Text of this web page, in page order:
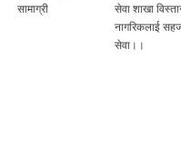
सामाग्री
सेवा शाखा
नागरिकलाई
सेवा।।